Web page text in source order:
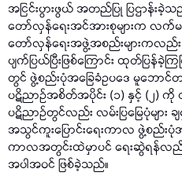
အငြင်းပွားဖွယ် အတည်ပြု ပြဌာန်းခဲ့
တော်လှန်ရေးအင်အားစုများက လက်
တော်လှန်ရေးအဖွဲ့အစည်းများကလည်
ပျက်ပြယ်ပြီးဖြစ်ကြောင်း ထုတ်ပြန်ခဲ့
တွင် ဖွဲ့စည်းပုံအခြေခံဥပဒေ မူဘော
ပဋိညာဉ်အစိတ်အပိုင်း (၁) နှင့် (၂) ကို
ပဋိညာဉ်တွင်လည်း လမ်းပြမြေပုံမျာ
အသွင်ကူးပြောင်းရေးကာလ ဖွဲ့စည်း
ကာလအတွင်းထဲမှာပင် ရေးဆွဲရန်လည်
အပါအဝင် ဖြစ်ခဲ့သည်။